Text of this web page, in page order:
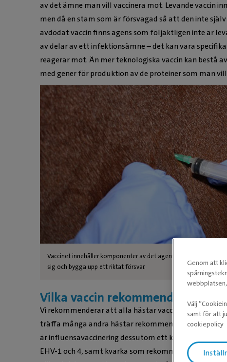
av det ämne man vill vaccinera mot. Levande vaccin
men då en stam som är försvagad så att den inte
avdödat vaccin finns agens som följaktligen inte är
av delar av ett infektionsämne – det kan vara
reagerar mot. Än mer teknologiska vaccin kan bestå
med gener för produktion av de proteiner som man
Vaccinet innehåller komponenter av det agens vi vill vaccinera
sig och bygga upp ett riktat försvar.
Vilka vaccin rekommenderas till
Vi rekommenderar att alla hästar vaccineras mot
träffa många andra hästar rekommenderas också att
är influensavaccinering dessutom ett krav. Vi har
EHV-1 och 4, samt kvarka som rekommenderas om
Genom att
Välj
samt för att
cookiepolicy